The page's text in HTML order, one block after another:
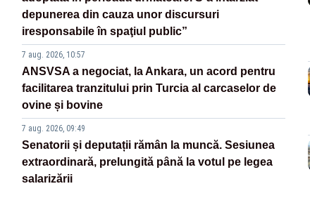
depunerea din cauza unor discursuri
iresponsabile în spaţiul public”
7 aug. 2026, 10:57
ANSVSA a negociat, la Ankara, un acord pentru
facilitarea tranzitului prin Turcia al carcaselor de
ovine și bovine
7 aug. 2026, 09:49
Senatorii și deputații rămân la muncă. Sesiunea
extraordinară, prelungită până la votul pe legea
salarizării